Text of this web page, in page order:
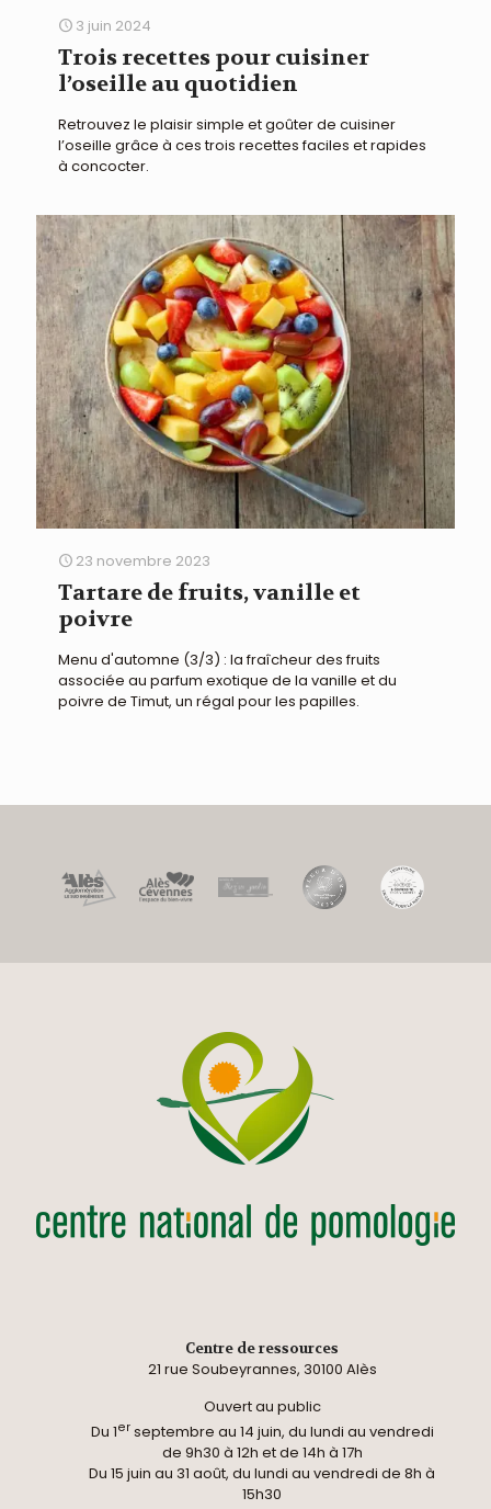
3 juin 2024
Trois recettes pour cuisiner
l’oseille au quotidien
Retrouvez le plaisir simple et goûter de cuisiner
l’oseille grâce à ces trois recettes faciles et rapides
à concocter.
23 novembre 2023
Tartare de fruits, vanille et
poivre
Menu d'automne (3/3) : la fraîcheur des fruits
associée au parfum exotique de la vanille et du
poivre de Timut, un régal pour les papilles.
Centre de ressources
21 rue Soubeyrannes, 30100 Alès
Ouvert au public
Du 1erseptembre au 14 juin, du lundi au vendredi
de 9h30 à 12h et de 14h à 17h
Du 15 juin au 31 août, du lundi au vendredi de 8h à
15h30